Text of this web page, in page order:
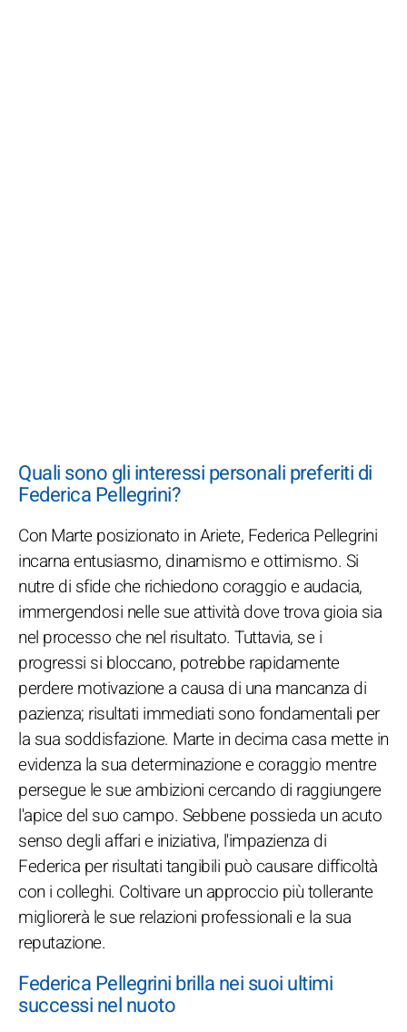
Quali sono gli interessi personali preferiti di
Federica Pellegrini?
Con Marte posizionato in Ariete, Federica Pellegrini
incarna entusiasmo, dinamismo e ottimismo. Si
nutre di sfide che richiedono coraggio e audacia,
immergendosi nelle sue attività dove trova gioia sia
nel processo che nel risultato. Tuttavia, se i
progressi si bloccano, potrebbe rapidamente
perdere motivazione a causa di una mancanza di
pazienza; risultati immediati sono fondamentali per
la sua soddisfazione. Marte in decima casa mette in
evidenza la sua determinazione e coraggio mentre
persegue le sue ambizioni cercando di raggiungere
l'apice del suo campo. Sebbene possieda un acuto
senso degli affari e iniziativa, l'impazienza di
Federica per risultati tangibili può causare difficoltà
con i colleghi. Coltivare un approccio più tollerante
migliorerà le sue relazioni professionali e la sua
reputazione.
Federica Pellegrini brilla nei suoi ultimi
successi nel nuoto